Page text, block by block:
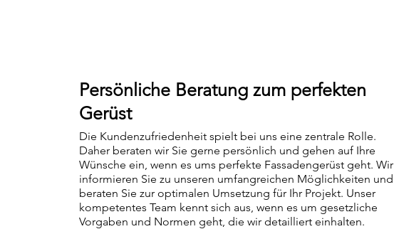
Persönliche Beratung zum perfekten
Gerüst
Die Kundenzufriedenheit spielt bei uns eine zentrale Rolle.
Daher beraten wir Sie gerne persönlich und gehen auf Ihre
Wünsche ein, wenn es ums perfekte Fassadengerüst geht. Wir
informieren Sie zu unseren umfangreichen Möglichkeiten und
beraten Sie zur optimalen Umsetzung für Ihr Projekt. Unser
kompetentes Team kennt sich aus, wenn es um gesetzliche
Vorgaben und Normen geht, die wir detailliert einhalten.